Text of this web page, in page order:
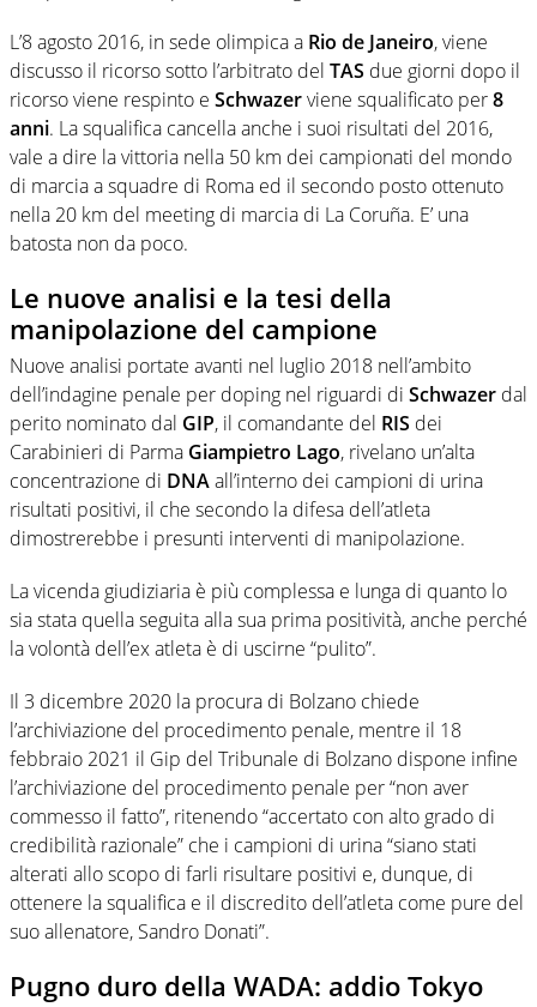
L’8 agosto 2016, in sede olimpica a Rio de Janeiro, viene
discusso il ricorso sotto l’arbitrato del TAS due giorni dopo il
ricorso viene respinto e Schwazerviene squalificato per8
anni. La squalifica cancella anche i suoi risultati del 2016,
vale a dire la vittoria nella 50 km dei campionati del mondo
di marcia a squadre di Roma ed il secondo posto ottenuto
nella 20 km del meeting di marcia di La Coruña. E’ una
batosta non da poco.
Le nuove analisi e la tesi della
manipolazione del campione
Nuove analisi portate avanti nel luglio 2018 nell’ambito
dell’indagine penale per doping nel riguardi di Schwazer dal
perito nominato dal GIP, il comandante del RIS dei
Carabinieri di Parma Giampietro Lago, rivelano un’alta
concentrazione di DNAall’interno dei campioni di urina
risultati positivi, il che secondo la difesa dell’atleta
dimostrerebbe i presunti interventi di manipolazione.
La vicenda giudiziaria è più complessa e lunga di quanto lo
sia stata quella seguita alla sua prima positività, anche perché
la volontà dell’ex atleta è di uscirne “pulito”.
Il 3 dicembre 2020 la procura di Bolzano chiede
l’archiviazione del procedimento penale, mentre il 18
febbraio 2021 il Gip del Tribunale di Bolzano dispone infine
l’archiviazione del procedimento penale per “non aver
commesso il fatto”, ritenendo “accertato con alto grado di
credibilità razionale” che i campioni di urina “siano stati
alterati allo scopo di farli risultare positivi e, dunque, di
ottenere la squalifica e il discredito dell’atleta come pure del
suo allenatore, Sandro Donati”.
Pugno duro della WADA: addio Tokyo